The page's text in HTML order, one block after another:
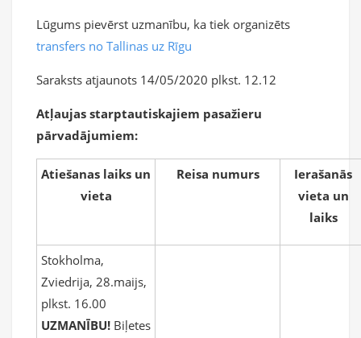
Lūgums pievērst uzmanību, ka tiek organizēts
transfers no Tallinas uz Rīgu
Saraksts atjaunots 14/05/2020 plkst. 12.12
Atļaujas starptautiskajiem pasažieru
pārvadājumiem:
Atiešanas laiks un
vieta
Reisa numurs
Ierašanās
vieta un
laiks
Stokholma,
Zviedrija, 28.maijs,
plkst. 16.00
UZMANĪBU! Biļetes